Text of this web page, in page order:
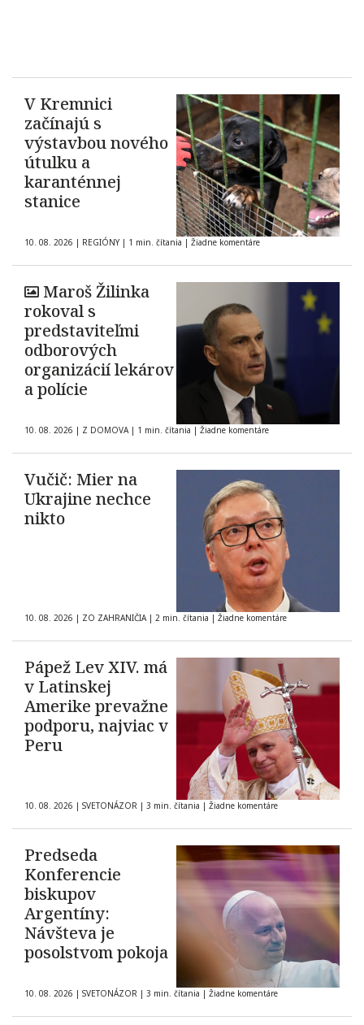
V Kremnici
začínajú s
výstavbou nového
útulku a
karanténnej
stanice
10. 08. 2026 | REGIÓNY | 1 min. čítania | Žiadne komentáre
Maroš Žilinka
rokoval s
predstaviteľmi
odborových
organizácií lekárov
a polície
10. 08. 2026 | Z DOMOVA | 1 min. čítania | Žiadne komentáre
Vučič: Mier na
Ukrajine nechce
nikto
10. 08. 2026 | ZO ZAHRANIČIA | 2 min. čítania | Žiadne komentáre
Pápež Lev XIV. má
v Latinskej
Amerike prevažne
podporu, najviac v
Peru
10. 08. 2026 | SVETONÁZOR | 3 min. čítania | Žiadne komentáre
Predseda
Konferencie
biskupov
Argentíny:
Návšteva je
posolstvom pokoja
10. 08. 2026 | SVETONÁZOR | 3 min. čítania | Žiadne komentáre